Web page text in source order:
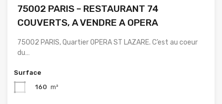
75002 PARIS – RESTAURANT 74
COUVERTS, A VENDRE A OPERA
75002 PARIS, Quartier OPERA ST LAZARE. C’est au coeur
du…
Surface
160 m²